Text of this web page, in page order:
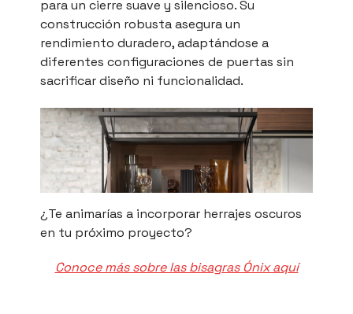
para un cierre suave y silencioso. Su
construcción robusta asegura un
rendimiento duradero, adaptándose a
diferentes configuraciones de puertas sin
sacrificar diseño ni funcionalidad.
¿Te animarías a incorporar herrajes oscuros
en tu próximo proyecto?
Conoce más sobre las bisagras Ónix aquí